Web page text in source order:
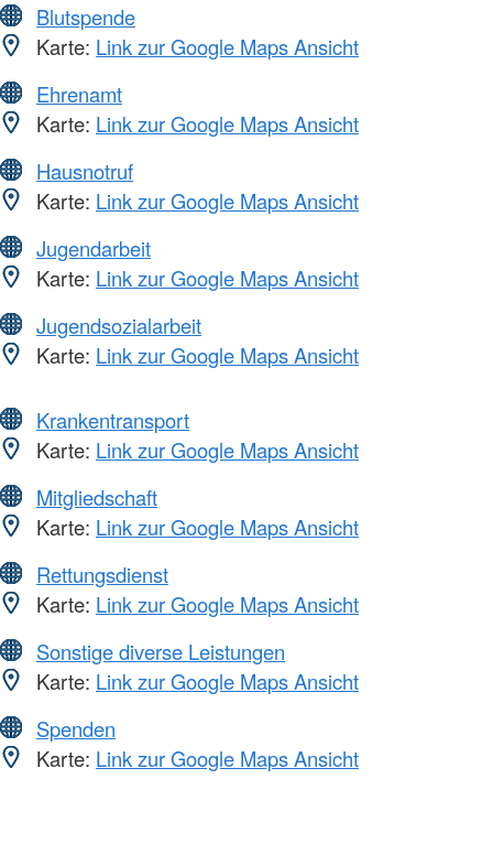
Blutspende
Karte: Link zur Google Maps Ansicht
Ehrenamt
Karte: Link zur Google Maps Ansicht
Hausnotruf
Karte: Link zur Google Maps Ansicht
Jugendarbeit
Karte: Link zur Google Maps Ansicht
Jugendsozialarbeit
Karte: Link zur Google Maps Ansicht
Krankentransport
Karte: Link zur Google Maps Ansicht
Mitgliedschaft
Karte: Link zur Google Maps Ansicht
Rettungsdienst
Karte: Link zur Google Maps Ansicht
Sonstige diverse Leistungen
Karte: Link zur Google Maps Ansicht
Spenden
Karte: Link zur Google Maps Ansicht